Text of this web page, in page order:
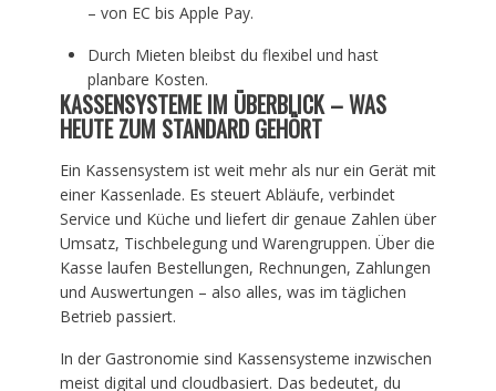
– von EC bis Apple Pay.
Durch Mieten bleibst du flexibel und hast
planbare Kosten.
KASSENSYSTEME IM ÜBERBLICK – WAS
HEUTE ZUM STANDARD GEHÖRT
Ein Kassensystem ist weit mehr als nur ein Gerät mit
einer Kassenlade. Es steuert Abläufe, verbindet
Service und Küche und liefert dir genaue Zahlen über
Umsatz, Tischbelegung und Warengruppen. Über die
Kasse laufen Bestellungen, Rechnungen, Zahlungen
und Auswertungen – also alles, was im täglichen
Betrieb passiert.
In der Gastronomie sind Kassensysteme inzwischen
meist digital und cloudbasiert. Das bedeutet, du